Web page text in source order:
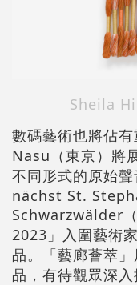
Sheila
數碼藝術也將佔
Nasu（東京）將
不同形式的原始
nächst St.
Schwarzwälder
2023」入圍藝術
品。「藝廊薈萃
品，有待觀眾深入